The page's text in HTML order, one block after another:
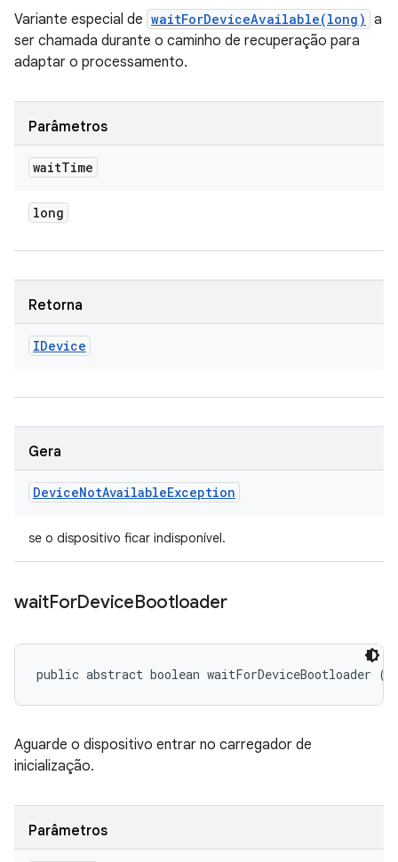
Variante especial de waitForDeviceAvailable(long) a
ser chamada durante o caminho de recuperação para
adaptar o processamento.
Parâmetros
waitTime
long
Retorna
IDevice
Gera
DeviceNotAvailableException
se o dispositivo ficar indisponível.
waitForDeviceBootloader
public abstract boolean waitForDeviceBootloader
Aguarde o dispositivo entrar no carregador de
inicialização.
Parâmetros